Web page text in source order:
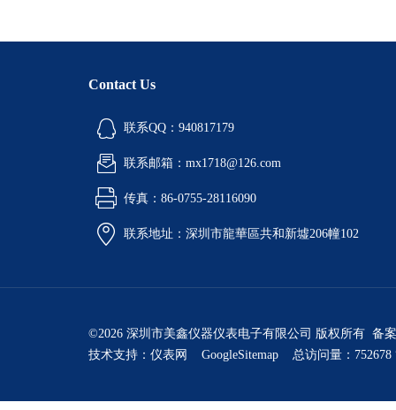
Contact Us
联系QQ：940817179
联系邮箱：mx1718@126.com
传真：86-0755-28116090
联系地址：深圳市龍華區共和新墟206幢102
©2026 深圳市美鑫仪器仪表电子有限公司 版权所有 备
技术支持： 仪表网 GoogleSitemap 总访问量：752678